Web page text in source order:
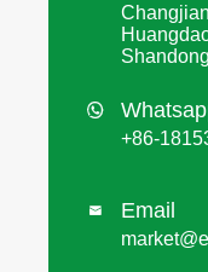

+86-
 Email